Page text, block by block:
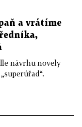
a vrátíme
návrhu novely